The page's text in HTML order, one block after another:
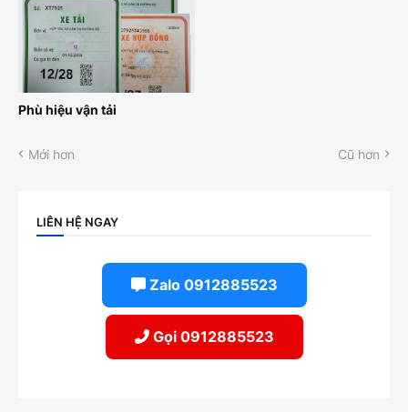
Phù hiệu vận tải
Mới hơn Cũ hơn
LIÊN HỆ NGAY
Zalo 0912885523
Gọi 0912885523